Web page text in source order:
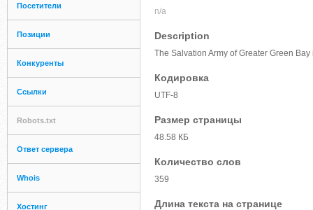
Посетители
Позиции
Конкуренты
Ссылки
Robots.txt
Ответ сервера
Whois
Хостинг
n/a
Description
The Salvation Army of Greater Green
Кодировка
UTF-8
Размер страницы
48.58 КБ
Количество слов
359
Длина текста на странице